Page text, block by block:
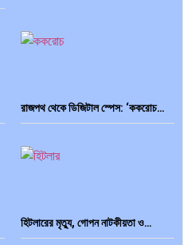
রাজপথ থেকে ডিজিটাল স্পেস: ‘ককরোচ…
হিটলারের মৃত্যু, গোপন নাটকীয়তা ও…